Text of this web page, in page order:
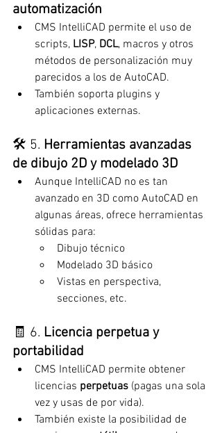
automatización
CMS IntelliCAD permite el uso de
scripts, LISP, DCL, macros y otros
métodos de personalización muy
parecidos a los de AutoCAD.
También soporta plugins y
aplicaciones externas.
🛠️ 5. Herramientas avanzadas
de dibujo 2D y modelado 3D
Aunque IntelliCAD no es tan
avanzado en 3D como AutoCAD en
algunas áreas, ofrece herramientas
sólidas para:
Dibujo técnico
Modelado 3D básico
Vistas en perspectiva,
secciones, etc.
🧾 6. Licencia perpetua y
portabilidad
CMS IntelliCAD permite obtener
licencias perpetuas (pagas una sola
vez y usas de por vida).
También existe la posibilidad de